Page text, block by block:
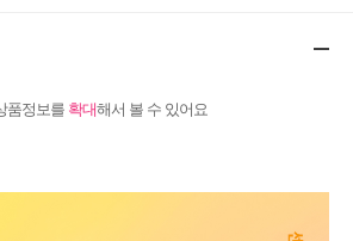
품정보를 확대해서 볼 수 있어요